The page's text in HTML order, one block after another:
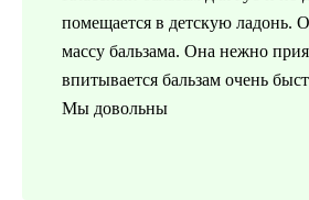
помещается в детскую ладонь.
массу бальзама. Она нежно
впитывается бальзам очень
Мы довольны